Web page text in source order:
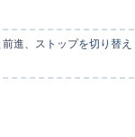
進、ストップを切り替え